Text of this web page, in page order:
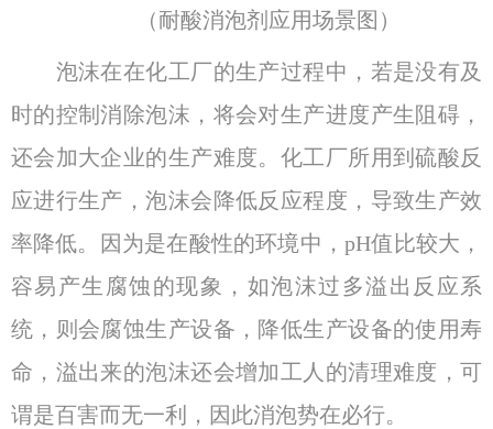
（耐酸消泡剂应用场景图）
泡沫在在化工厂的生产过程中，若是没有及
时的控制消除泡沫，将会对生产进度产生阻碍，
还会加大企业的生产难度。化工厂所用到硫酸反
应进行生产，泡沫会降低反应程度，导致生产效
率降低。因为是在酸性的环境中，pH值比较大，
容易产生腐蚀的现象，如泡沫过多溢出反应系
统，则会腐蚀生产设备，降低生产设备的使用寿
命，溢出来的泡沫还会增加工人的清理难度，可
谓是百害而无一利，因此消泡势在必行。